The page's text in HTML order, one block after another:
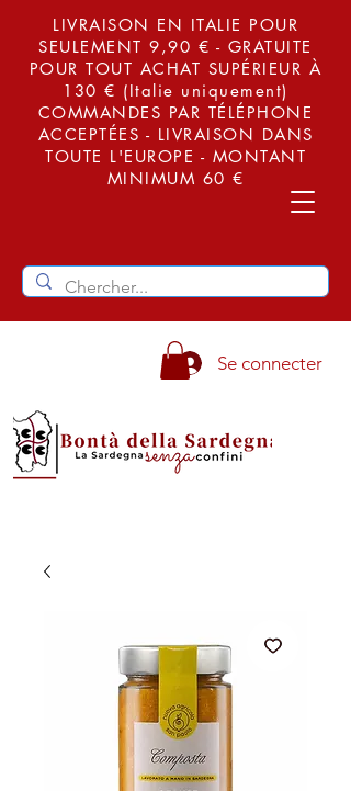
LIVRAISON EN ITALIE POUR
SEULEMENT 9,90 € - GRATUITE
POUR TOUT ACHAT SUPÉRIEUR À
130 € (Italie uniquement)
COMMANDES PAR TÉLÉPHONE
ACCEPTÉES - LIVRAISON DANS
TOUTE L'EUROPE - MONTANT
MINIMUM 60 €
Se connecter